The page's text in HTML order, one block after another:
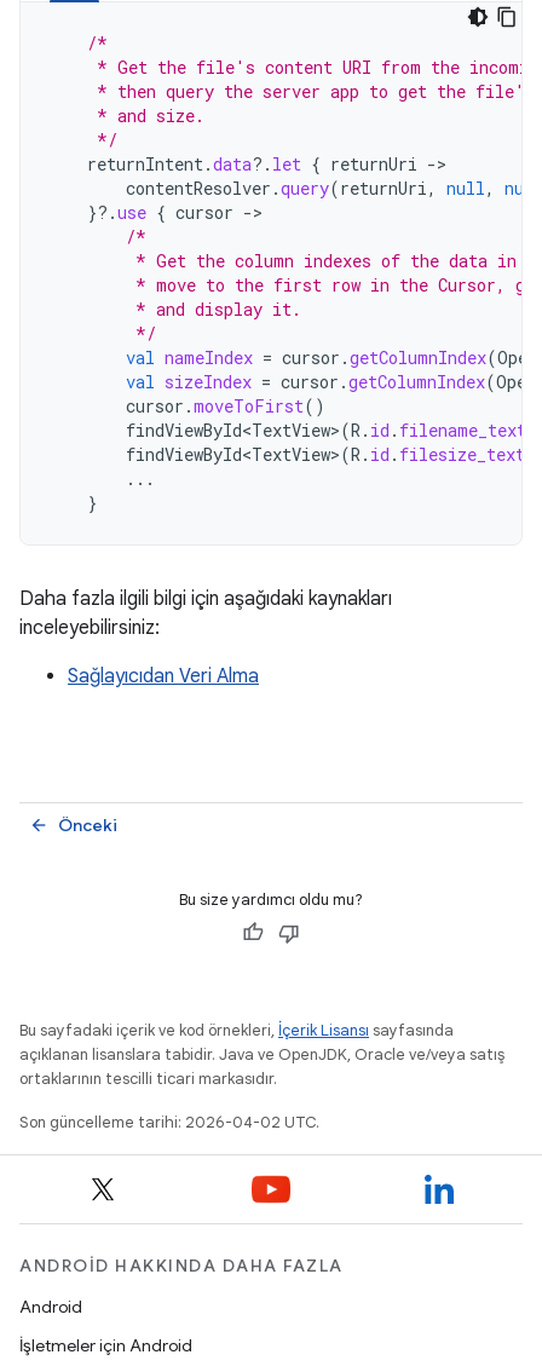
/*
* Get the file's content URI from the
* then query the server app to get the file's
     * and size.
     */
returnIntent.data?. let { returnUri -
contentResolver .query(returnUri, null,
null
}?.use { cursor -
/*
* Get the column indexes of the data in
* move to the first row in the Cursor,
         * and display it.
         */
val nameIndex = cursor .getColumnIndex(
val sizeIndex = cursor .getColumnIndex(
cursor .moveToFirst()
findViewById<TextView>(R . id . filename_text
findViewById<TextView>(R . id . filesize_text
...
}
Daha fazla ilgili bilgi için aşağıdaki kaynakları
inceleyebilirsiniz:
Sağlayıcıdan Veri Alma
Önceki
arrow_back
Bu size yardımcı oldu mu?
Bu sayfadaki içerik ve kod örnekleri, İçerik Lisansı sayfasında
açıklanan lisanslara tabidir. Java ve OpenJDK, Oracle ve/veya satış
ortaklarının tescilli ticari markasıdır.
Son güncelleme tarihi: 2026-04-02 UTC.
ANDROID HAKKINDA DAHA FAZLA
Android
İşletmeler için Android